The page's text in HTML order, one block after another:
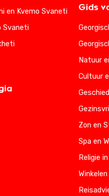
en Kvemo Svaneti
Svaneti
Gids
Natuur
Cultuur
Zon en
Spa en
Religie